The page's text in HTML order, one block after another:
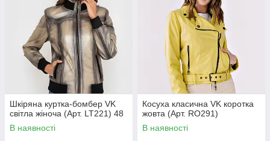
Шкіряна куртка-бомбер VK
світла жіноча (Арт. LT221) 48
В наявності
Косуха класична VK коротка
жовта (Арт. RO291)
В наявності